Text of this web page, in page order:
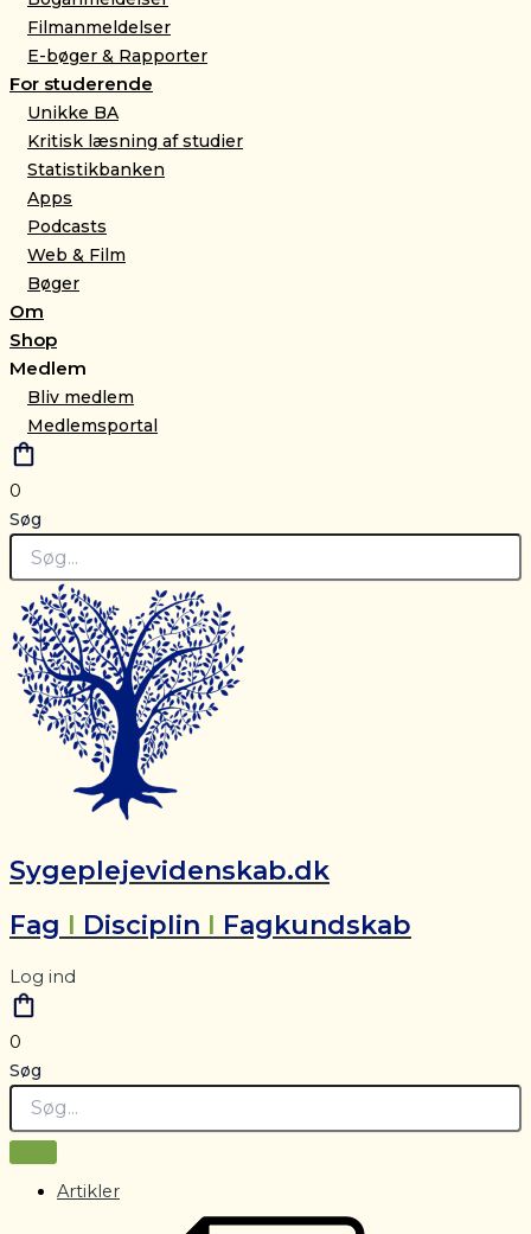
Filmanmeldelser
E-bøger & Rapporter
For studerende
Unikke BA
Kritisk læsning af studier
Statistikbanken
Apps
Podcasts
Web & Film
Bøger
Om
Shop
Medlem
Bliv medlem
Medlemsportal
0
Søg
Sygeplejevidenskab.dk
Fag I Disciplin I Fagkundskab
Log ind
0
Søg
Artikler